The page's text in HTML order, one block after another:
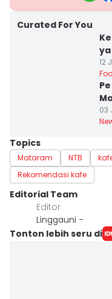
Curated For You
12
03
Topics
Mataram NTB
Rekomendasi kafe
Editorial Team
Editor
Linggauni -
Tonton lebih seru di